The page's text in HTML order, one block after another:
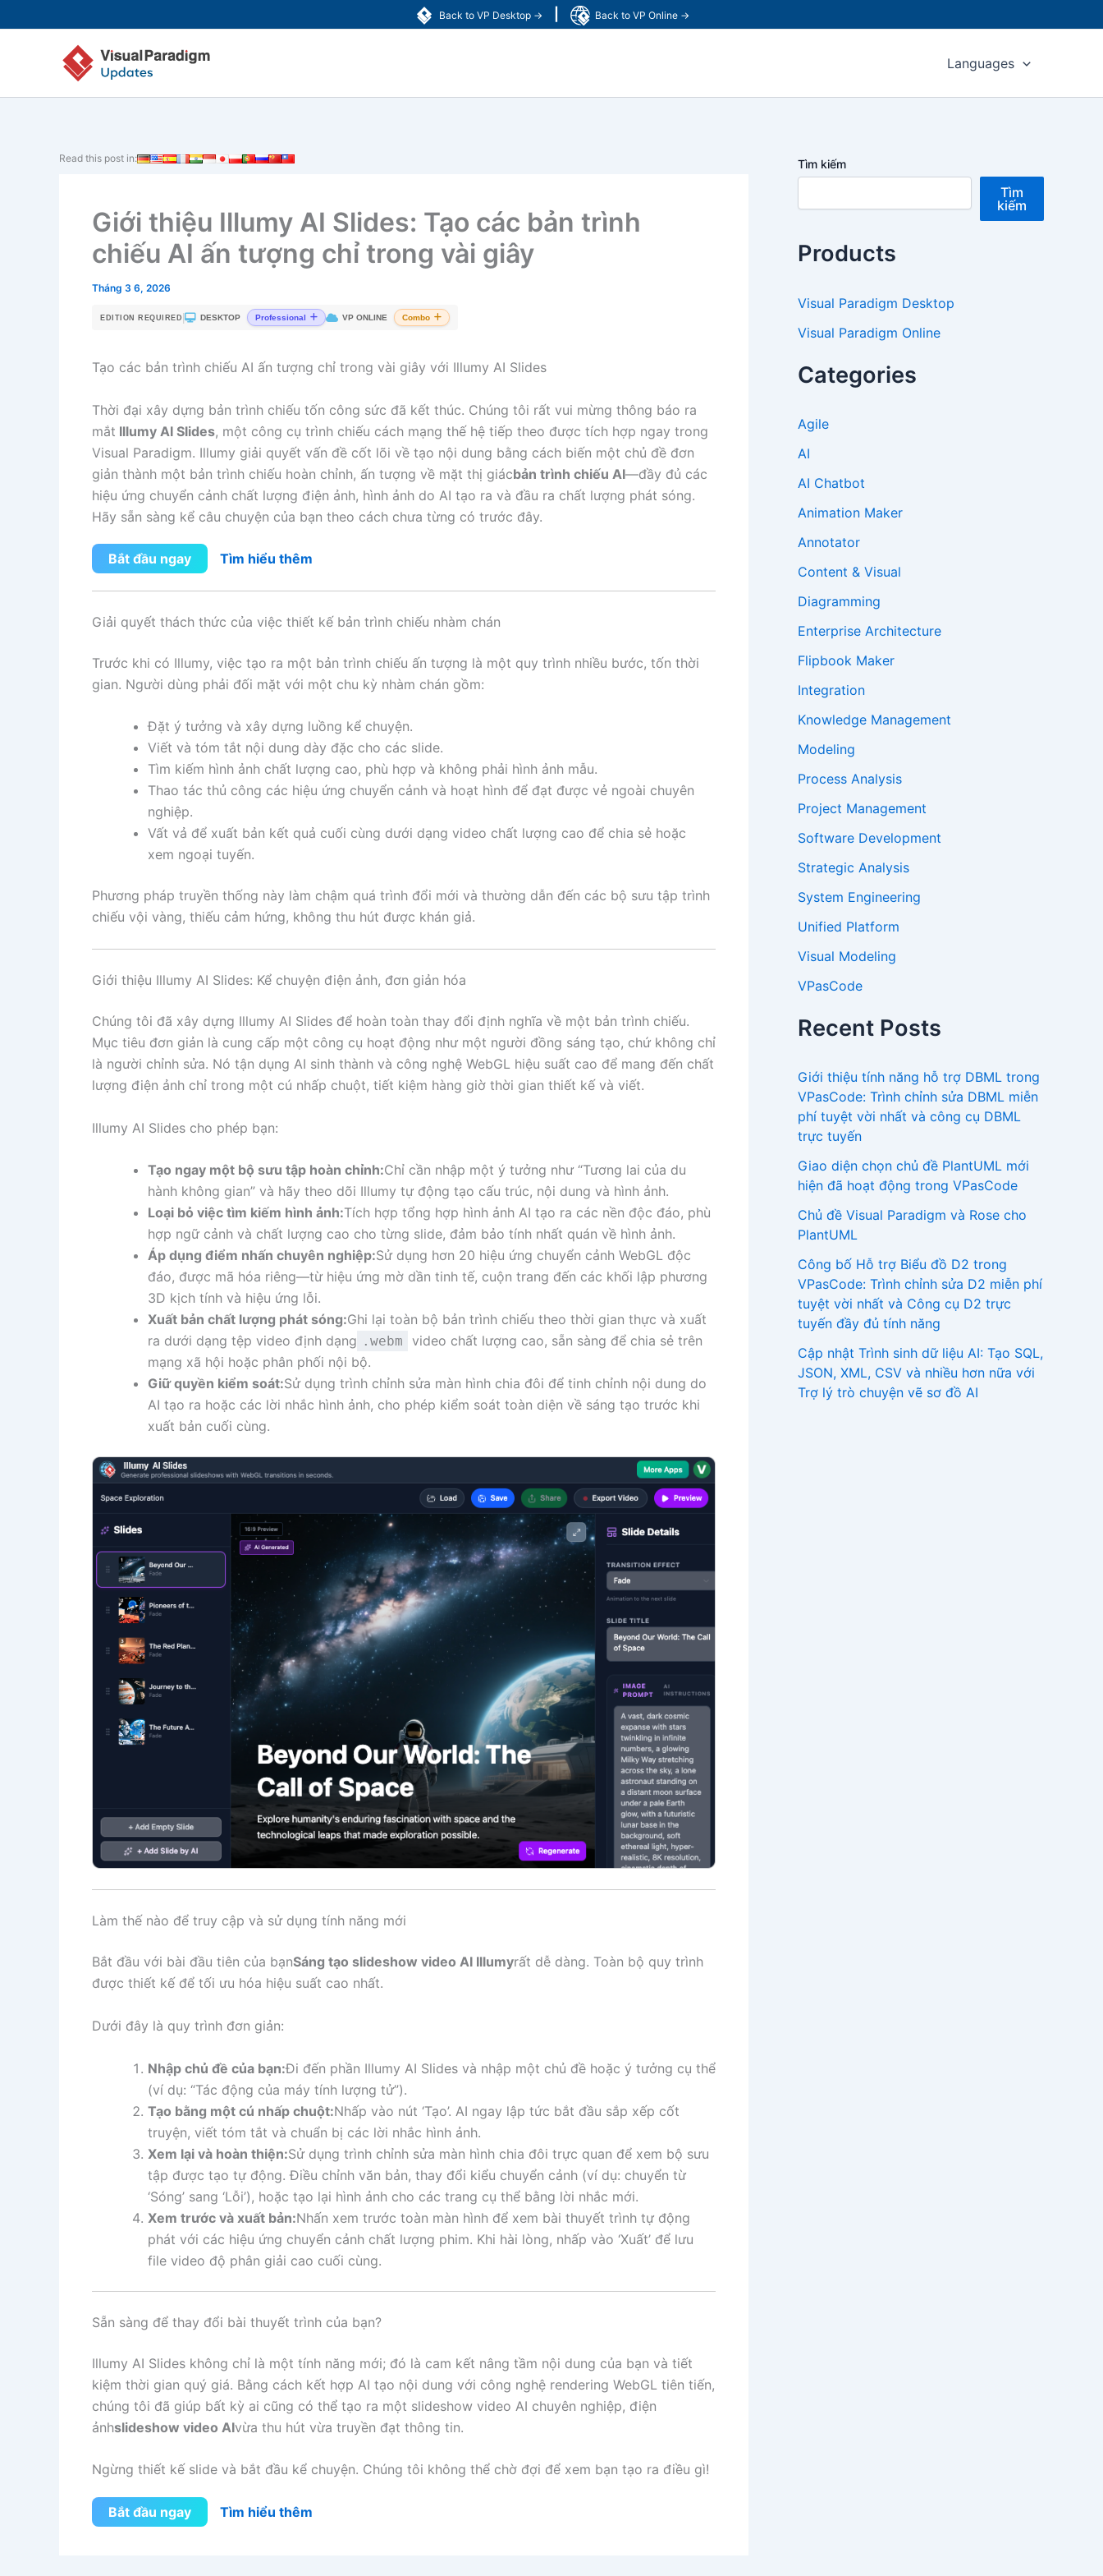
Back to VP Desktop → Back to VP Online →
tới
Languages
Read this post in:
Giới thiệu Illumy AI Slides: Tạo các bản trình
chiếu AI ấn tượng chỉ trong vài giây
Tháng 3 6, 2026
EDITION REQUIRED DESKTOP Professional VP ONLINE Combo
Tạo các bản trình chiếu AI ấn tượng chỉ trong vài giây với Illumy AI Slides
Thời đại xây dựng bản trình chiếu tốn công sức đã kết thúc. Chúng tôi rất vui mừng thông báo ra
mắt Illumy AI Slides, một công cụ trình chiếu cách mạng thế hệ tiếp theo được tích hợp ngay trong
Visual Paradigm. Illumy giải quyết vấn đề cốt lõi về tạo nội dung bằng cách biến một chủ đề đơn
giản thành một bản trình chiếu hoàn chỉnh, ấn tượng về mặt thị giácbản trình chiếu AI—đầy đủ các
hiệu ứng chuyển cảnh chất lượng điện ảnh, hình ảnh do AI tạo ra và đầu ra chất lượng phát sóng.
Hãy sẵn sàng kể câu chuyện của bạn theo cách chưa từng có trước đây.
Bắt đầu ngay Tìm hiểu thêm
Giải quyết thách thức của việc thiết kế bản trình chiếu nhàm chán
Trước khi có Illumy, việc tạo ra một bản trình chiếu ấn tượng là một quy trình nhiều bước, tốn thời
gian. Người dùng phải đối mặt với một chu kỳ nhàm chán gồm:
Đặt ý tưởng và xây dựng luồng kể chuyện.
Viết và tóm tắt nội dung dày đặc cho các slide.
Tìm kiếm hình ảnh chất lượng cao, phù hợp và không phải hình ảnh mẫu.
Thao tác thủ công các hiệu ứng chuyển cảnh và hoạt hình để đạt được vẻ ngoài chuyên
nghiệp.
Vất vả để xuất bản kết quả cuối cùng dưới dạng video chất lượng cao để chia sẻ hoặc
xem ngoại tuyến.
Phương pháp truyền thống này làm chậm quá trình đổi mới và thường dẫn đến các bộ sưu tập trình
chiếu vội vàng, thiếu cảm hứng, không thu hút được khán giả.
Giới thiệu Illumy AI Slides: Kể chuyện điện ảnh, đơn giản hóa
Chúng tôi đã xây dựng Illumy AI Slides để hoàn toàn thay đổi định nghĩa về một bản trình chiếu.
Mục tiêu đơn giản là cung cấp một công cụ hoạt động như một người đồng sáng tạo, chứ không chỉ
là người chỉnh sửa. Nó tận dụng AI sinh thành và công nghệ WebGL hiệu suất cao để mang đến chất
lượng điện ảnh chỉ trong một cú nhấp chuột, tiết kiệm hàng giờ thời gian thiết kế và viết.
Illumy AI Slides cho phép bạn:
Tạo ngay một bộ sưu tập hoàn chỉnh:Chỉ cần nhập một ý tưởng như “Tương lai của du
hành không gian” và hãy theo dõi Illumy tự động tạo cấu trúc, nội dung và hình ảnh.
Loại bỏ việc tìm kiếm hình ảnh:Tích hợp tổng hợp hình ảnh AI tạo ra các nền độc đáo, phù
hợp ngữ cảnh và chất lượng cao cho từng slide, đảm bảo tính nhất quán về hình ảnh.
Áp dụng điểm nhấn chuyên nghiệp:Sử dụng hơn 20 hiệu ứng chuyển cảnh WebGL độc
đáo, được mã hóa riêng—từ hiệu ứng mờ dần tinh tế, cuộn trang đến các khối lập phương
3D kịch tính và hiệu ứng lỗi.
Xuất bản chất lượng phát sóng:Ghi lại toàn bộ bản trình chiếu theo thời gian thực và xuất
ra dưới dạng tệp video định dạng .webm
video chất lượng cao, sẵn sàng để chia sẻ trên
mạng xã hội hoặc phân phối nội bộ.
Giữ quyền kiểm soát:Sử dụng trình chỉnh sửa màn hình chia đôi để tinh chỉnh nội dung do
AI tạo ra hoặc các lời nhắc hình ảnh, cho phép kiểm soát toàn diện về sáng tạo trước khi
xuất bản cuối cùng.
Làm thế nào để truy cập và sử dụng tính năng mới
Bắt đầu với bài đầu tiên của bạnSáng tạo slideshow video AI Illumyrất dễ dàng. Toàn bộ quy trình
được thiết kế để tối ưu hóa hiệu suất cao nhất.
Dưới đây là quy trình đơn giản:
Nhập chủ đề của bạn:Đi đến phần Illumy AI Slides và nhập một chủ đề hoặc ý tưởng cụ thể
(ví dụ: “Tác động của máy tính lượng tử”).
Tạo bằng một cú nhấp chuột:Nhấp vào nút ‘Tạo’. AI ngay lập tức bắt đầu sắp xếp cốt
truyện, viết tóm tắt và chuẩn bị các lời nhắc hình ảnh.
Xem lại và hoàn thiện:Sử dụng trình chỉnh sửa màn hình chia đôi trực quan để xem bộ sưu
tập được tạo tự động. Điều chỉnh văn bản, thay đổi kiểu chuyển cảnh (ví dụ: chuyển từ
‘Sóng’ sang ‘Lỗi’), hoặc tạo lại hình ảnh cho các trang cụ thể bằng lời nhắc mới.
Xem trước và xuất bản:Nhấn xem trước toàn màn hình để xem bài thuyết trình tự động
phát với các hiệu ứng chuyển cảnh chất lượng phim. Khi hài lòng, nhấp vào ‘Xuất’ để lưu
file video độ phân giải cao cuối cùng.
Sẵn sàng để thay đổi bài thuyết trình của bạn?
Illumy AI Slides không chỉ là một tính năng mới; đó là cam kết nâng tầm nội dung của bạn và tiết
kiệm thời gian quý giá. Bằng cách kết hợp AI tạo nội dung với công nghệ rendering WebGL tiên tiến,
chúng tôi đã giúp bất kỳ ai cũng có thể tạo ra một slideshow video AI chuyên nghiệp, điện
ảnhslideshow video AIvừa thu hút vừa truyền đạt thông tin.
Ngừng thiết kế slide và bắt đầu kể chuyện. Chúng tôi không thể chờ đợi để xem bạn tạo ra điều gì!
Bắt đầu ngay Tìm hiểu thêm
Tìm kiếm
Tìm
kiếm
Products
Visual Paradigm Desktop
Visual Paradigm Online
Categories
Agile
AI
AI Chatbot
Animation Maker
Annotator
Content & Visual
Diagramming
Enterprise Architecture
Flipbook Maker
Integration
Knowledge Management
Modeling
Process Analysis
Project Management
Software Development
Strategic Analysis
System Engineering
Unified Platform
Visual Modeling
VPasCode
Recent Posts
Giới thiệu tính năng hỗ trợ DBML trong
VPasCode: Trình chỉnh sửa DBML miễn
phí tuyệt vời nhất và công cụ DBML
trực tuyến
Giao diện chọn chủ đề PlantUML mới
hiện đã hoạt động trong VPasCode
Chủ đề Visual Paradigm và Rose cho
PlantUML
Công bố Hỗ trợ Biểu đồ D2 trong
VPasCode: Trình chỉnh sửa D2 miễn phí
tuyệt vời nhất và Công cụ D2 trực
tuyến đầy đủ tính năng
Cập nhật Trình sinh dữ liệu AI: Tạo SQL,
JSON, XML, CSV và nhiều hơn nữa với
Trợ lý trò chuyện vẽ sơ đồ AI